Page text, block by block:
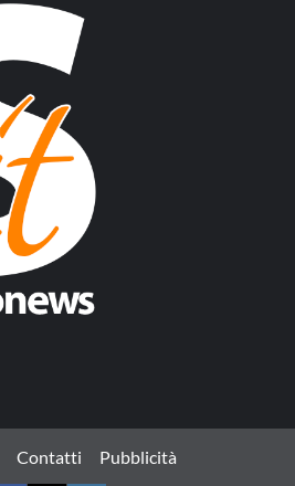
Contatti Pubblicità